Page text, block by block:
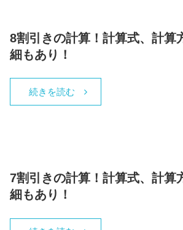
8割引きの計算！計算式、計算
細もあり！
続きを読む
7割引きの計算！計算式、計算
細もあり！